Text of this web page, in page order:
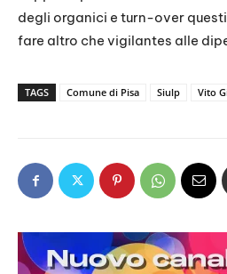
degli organici e turn-over
fare altro che vigilantes alle
TAGS Comune di Pisa Siulp Vito